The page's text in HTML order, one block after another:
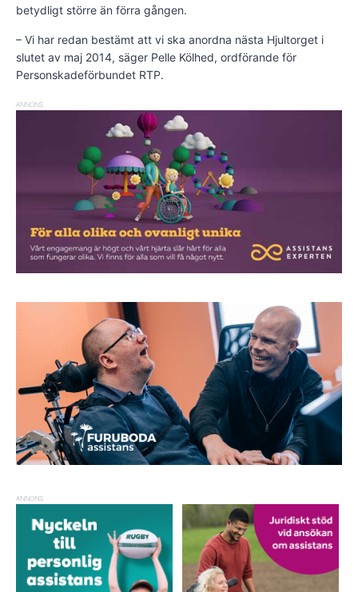
betydligt större än förra gången.
– Vi har redan bestämt att vi ska anordna nästa Hjultorget i
slutet av maj 2014, säger Pelle Kölhed, ordförande för
Personskadeförbundet RTP.
ANNONS
ANNONS